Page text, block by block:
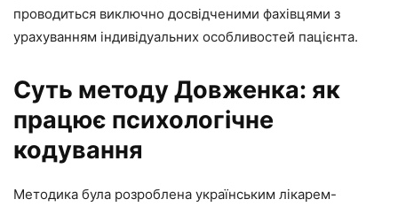
проводиться виключно досвідченими фахівцями з
урахуванням індивідуальних особливостей пацієнта.
Суть методу Довженка: як
працює психологічне
кодування
Методика була розроблена українським лікарем-